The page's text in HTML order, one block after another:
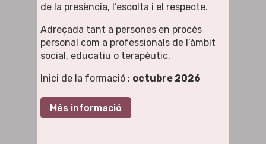
Xerrades
ORGANITZADOR/A
LUIS RODRIGUEZ (OSTEÒPATA) I
de la presència, l’escolta i el respecte.
Adreçada tant a persones en procés
personal com a professionals de l’àmbit
social, educatiu o terapèutic.
Inici de la formació : octubre 2026
Més informació